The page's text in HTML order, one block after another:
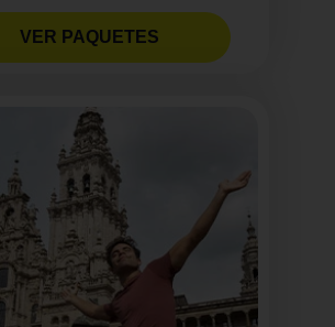
VER PAQUETES